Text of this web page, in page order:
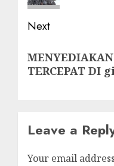
Next
post:
TERCEPAT DI
Leave a
Your email